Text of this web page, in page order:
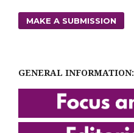
MAKE A SUBMISSION
GENERAL INFORMATION: